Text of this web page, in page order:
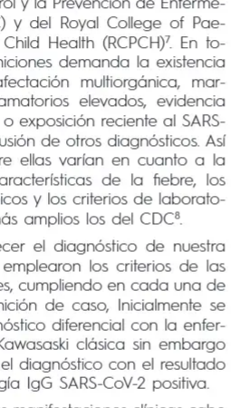
y la Prevención de Enferme-
y del Royal College of Pae-
Health (RCPCH)
7
. En to-
demanda la existencia
multiorgánica, mar-
elevados, evidencia
exposición reciente al SARS-
de otros diagnósticos. Así
ellas varían en cuanto a la
de la fiebre,
los
y los criterios de laborato-
amplios los del CDC
el diagnóstico de nuestra
los criterios de las
cumpliendo en cada una de
de caso, Inicialmente se
diferencial con la enfer-
clásica sin embargo
diagnóstico con el resultado
IgG SARS-CoV-2 positiva.